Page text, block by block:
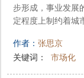
步形成，事业发展
定程度上制约着城
作者： 张思京
关键词：
市场化